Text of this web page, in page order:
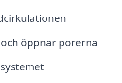
öppnar porerna